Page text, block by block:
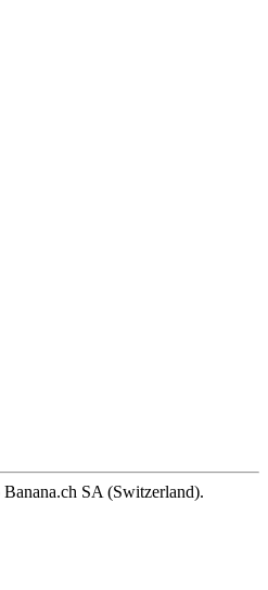
SA (Switzerland).